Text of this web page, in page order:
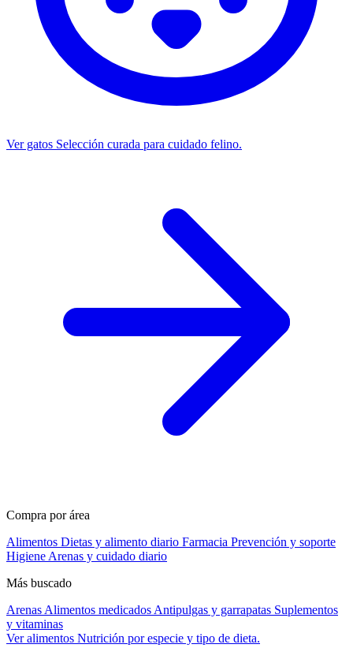
Ver gatos Selección curada para cuidado felino.
Compra por área
Alimentos Dietas y alimento diario Farmacia Prevención y soporte
Higiene Arenas y cuidado diario
Más buscado
Arenas Alimentos medicados Antipulgas y garrapatas Suplementos
y vitaminas
Ver alimentos Nutrición por especie y tipo de dieta.